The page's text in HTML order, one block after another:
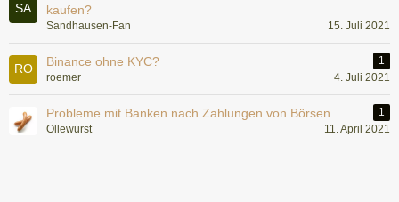
kaufen?
Sandhausen-Fan 15. Juli 2021
Binance ohne KYC?
1
roemer
4. Juli 2021
Probleme mit Banken nach Zahlungen von Börsen
1
Ollewurst
11. April 2021